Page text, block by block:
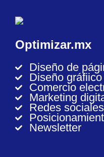
Optimizar.mx
Diseño de
Diseño gráfiico
Comercio
Marketing
Redes sociales
Newsletter